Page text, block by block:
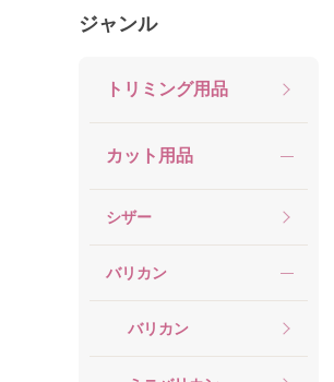
ジャンル
トリミング用品
カット用品
シザー
バリカン
バリカン